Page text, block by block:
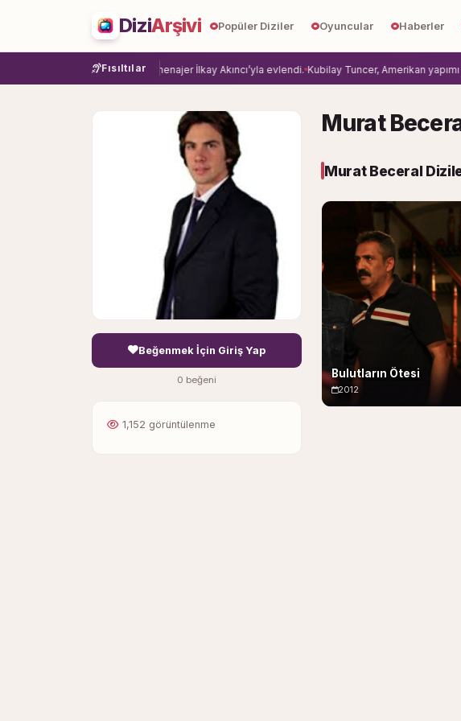
DiziArşivi Popüler Diziler Oyuncular Haberler
Fısıltılar
Damla Sönmez, menajer İlkay Akıncı’yla evlendi. Kubilay Tuncer, Amerikan yapımı
Beğenmek İçin Giriş Yap
0 beğeni
1,152 görüntülenme
Murat
Murat Beceral
Bulutların Ötesi
2012